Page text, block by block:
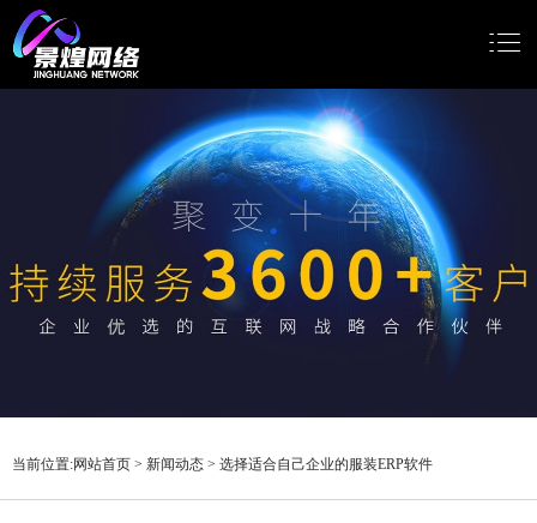
小程序开发
Google推广
关于我们
当前位置:网站首页 > 新闻动态 > 选择适合自己企业的服装ERP软件